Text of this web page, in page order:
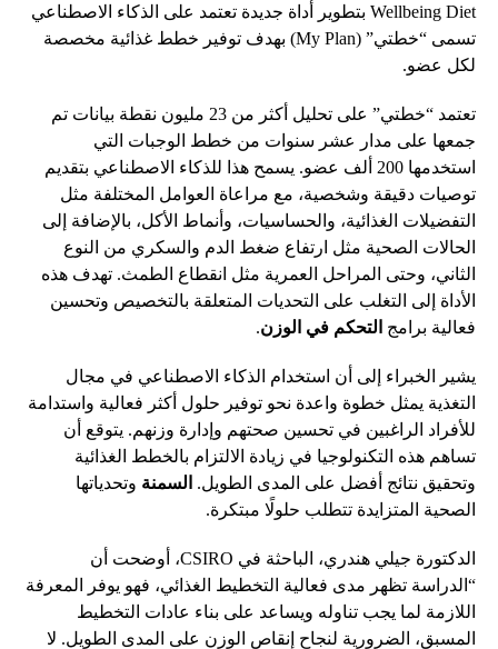
Wellbeing Diet بتطوير أداة جديدة تعتمد على الذكاء الاصطناعي
تسمى “خطتي” (My Plan) بهدف توفير خطط غذائية مخصصة
لكل عضو.
تعتمد “خطتي” على تحليل أكثر من 23 مليون نقطة بيانات تم
جمعها على مدار عشر سنوات من خطط الوجبات التي
استخدمها 200 ألف عضو. يسمح هذا للذكاء الاصطناعي بتقديم
توصيات دقيقة وشخصية، مع مراعاة العوامل المختلفة مثل
التفضيلات الغذائية، والحساسيات، وأنماط الأكل، بالإضافة إلى
الحالات الصحية مثل ارتفاع ضغط الدم والسكري من النوع
الثاني، وحتى المراحل العمرية مثل انقطاع الطمث. تهدف هذه
الأداة إلى التغلب على التحديات المتعلقة بالتخصيص وتحسين
فعالية برامج التحكم في الوزن.
يشير الخبراء إلى أن استخدام الذكاء الاصطناعي في مجال
التغذية يمثل خطوة واعدة نحو توفير حلول أكثر فعالية واستدامة
للأفراد الراغبين في تحسين صحتهم وإدارة وزنهم. يتوقع أن
تساهم هذه التكنولوجيا في زيادة الالتزام بالخطط الغذائية
وتحقيق نتائج أفضل على المدى الطويل. السمنة وتحدياتها
الصحية المتزايدة تتطلب حلولًا مبتكرة.
الدكتورة جيلي هندري، الباحثة في CSIRO، أوضحت أن
“الدراسة تظهر مدى فعالية التخطيط الغذائي، فهو يوفر المعرفة
اللازمة لما يجب تناوله ويساعد على بناء عادات التخطيط
المسبق، الضرورية لنجاح إنقاص الوزن على المدى الطويل. لا